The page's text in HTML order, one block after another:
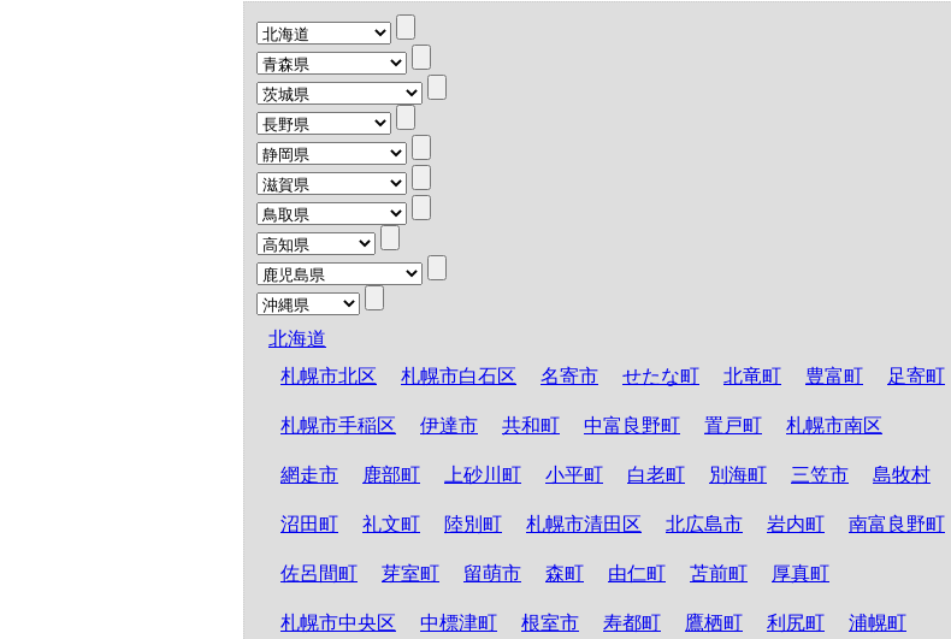
北海道
札幌市北区
札幌市白石区 名寄市 せたな町 北竜町 豊富町 足寄町
札幌市手稲区 伊達市 共和町 中富良野町 置戸町 札幌市南区
網走市 鹿部町 上砂川町 小平町 白老町 別海町 三笠市 島牧村
沼田町 礼文町 陸別町 札幌市清田区 北広島市 岩内町 南富良野町
佐呂間町 芽室町 留萌市 森町 由仁町 苫前町 厚真町
札幌市中央区 中標津町 根室市 寿都町 鷹栖町 利尻町 浦幌町